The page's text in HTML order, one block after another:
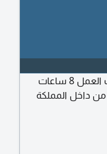
مطلوب بنت للعمل في لاونج في بارق عسير ساعات العمل 8 ساعات